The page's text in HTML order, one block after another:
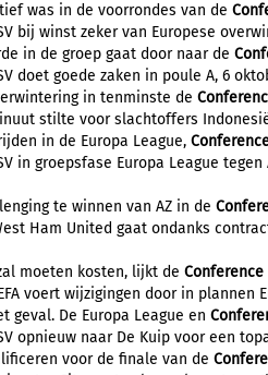
was in de voorrondes van de
bij winst zeker van Europese
in de groep gaat door naar de
doet goede zaken in poule A, 6
in tenminste de
stilte voor slachtoffers
in de Europa League,
in groepsfase Europa League
te winnen van AZ in de
Ham United gaat ondanks
moeten kosten, lijkt de Conference
voert wijzigingen door in plannen
geval. De Europa League en
opnieuw naar De Kuip voor een
voor de finale van de